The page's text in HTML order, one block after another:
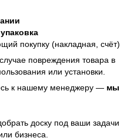
покупку (накладная, счёт)
повреждения товара в
или установки.
к нашему менеджеру — мы
доску под ваши задачи
бизнеса.